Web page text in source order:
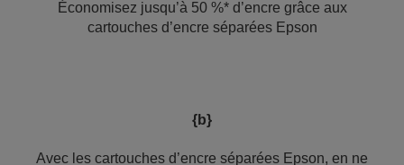
Économisez jusqu’à 50 %* d’encre grâce aux
cartouches d’encre séparées Epson
{b}
Avec les cartouches d’encre séparées Epson, en ne